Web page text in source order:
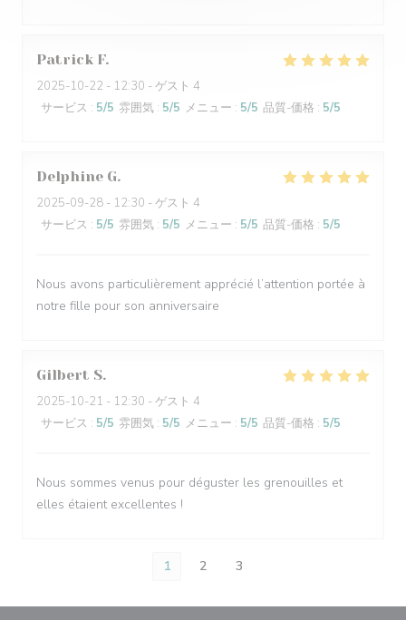
Patrick F
2025-10-22 - 12:30 - ゲスト 4
サービス : 5/5 雰囲気 : 5/5 メニュー : 5/5 品質-価格 : 5/5
Delphine G
2025-09-28 - 12:30 - ゲスト 4
サービス : 5/5 雰囲気 : 5/5 メニュー : 5/5 品質-価格 : 5/5
Nous avons particulièrement apprécié l’attention portée à
notre fille pour son anniversaire
Gilbert S
2025-10-21 - 12:30 - ゲスト 4
サービス : 5/5 雰囲気 : 5/5 メニュー : 5/5 品質-価格 : 5/5
Nous sommes venus pour déguster les grenouilles et
elles étaient excellentes !
1 2 3